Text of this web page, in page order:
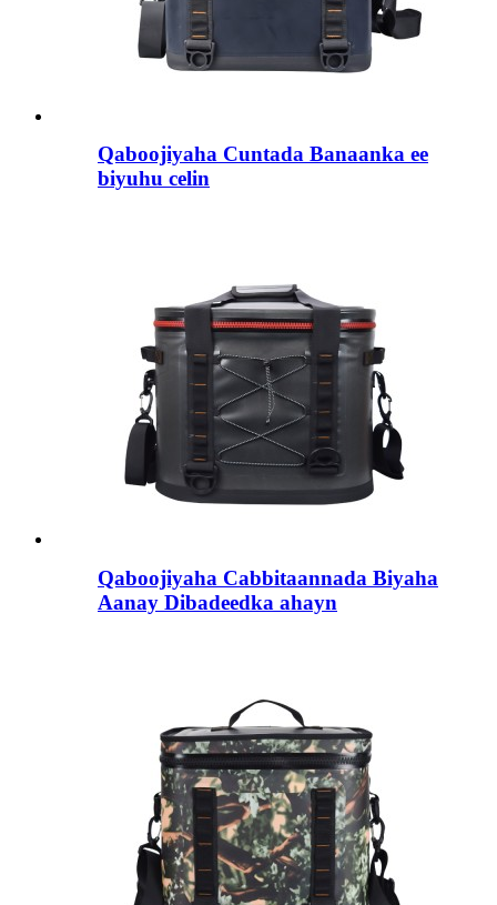
Qaboojiyaha Cuntada Banaanka ee
biyuhu celin
Qaboojiyaha Cabbitaannada Biyaha
Aanay Dibadeedka ahayn